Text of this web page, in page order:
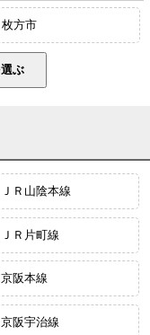
枚方市
ＪＲ山陰本線
ＪＲ片町線
京阪本線
京阪宇治線